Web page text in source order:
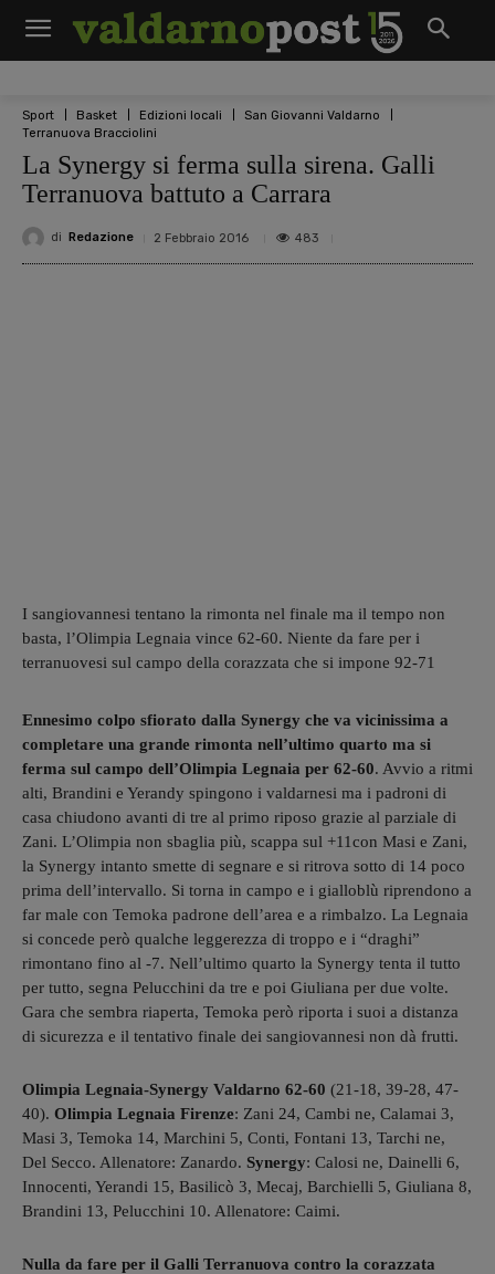
Sport Basket Edizioni locali
San Giovanni Valdarno
Terranuova Bracciolini
La Synergy si ferma sulla sirena. Galli
Terranuova battuto a Carrara
di Redazione 2 Febbraio 2016 483
I sangiovannesi tentano la rimonta nel finale ma il tempo non
basta, l’Olimpia Legnaia vince 62-60. Niente da fare per i
terranuovesi sul campo della corazzata che si impone 92-71
Ennesimo colpo sfiorato dalla Synergy che va vicinissima a
completare una grande rimonta nell’ultimo quarto ma si
ferma sul campo dell’Olimpia Legnaia per 62-60. Avvio a ritmi
alti, Brandini e Yerandy spingono i valdarnesi ma i padroni di
casa chiudono avanti di tre al primo riposo grazie al parziale di
Zani. L’Olimpia non sbaglia più, scappa sul +11con Masi e Zani,
la Synergy intanto smette di segnare e si ritrova sotto di 14 poco
prima dell’intervallo. Si torna in campo e i gialloblù riprendono a
far male con Temoka padrone dell’area e a rimbalzo. La Legnaia
si concede però qualche leggerezza di troppo e i “draghi”
rimontano fino al -7. Nell’ultimo quarto la Synergy tenta il tutto
per tutto, segna Pelucchini da tre e poi Giuliana per due volte.
Gara che sembra riaperta, Temoka però riporta i suoi a distanza
di sicurezza e il tentativo finale dei sangiovannesi non dà frutti.
Olimpia Legnaia-Synergy Valdarno 62-60 (21-18, 39-28, 47-
40). Olimpia Legnaia Firenze: Zani 24, Cambi ne, Calamai 3,
Masi 3, Temoka 14, Marchini 5, Conti, Fontani 13, Tarchi ne,
Del Secco. Allenatore: Zanardo. Synergy: Calosi ne, Dainelli 6,
Innocenti, Yerandi 15, Basilicò 3, Mecaj, Barchielli 5, Giuliana 8,
Brandini 13, Pelucchini 10. Allenatore: Caimi.
Nulla da fare per il Galli Terranuova contro la corazzata